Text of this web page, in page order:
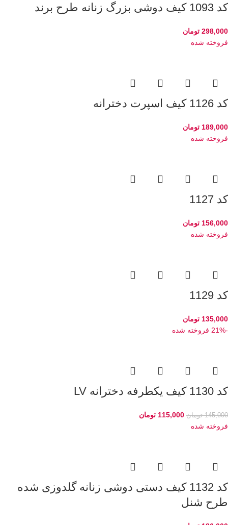
کد 1093 کیف دوشی بزرگ زنانه طرح برند
298,000 تومان
فروخته شده
کد 1126 کیف اسپرت دخترانه
189,000 تومان
فروخته شده
کد 1127
156,000 تومان
فروخته شده
کد 1129
135,000 تومان
-21%
فروخته شده
کد 1130 کیف یکطرفه دخترانه LV
145,000 تومان 115,000 تومان
فروخته شده
کد 1132 کیف دستی دوشی زنانه گلدوزی شده
طرح شنل